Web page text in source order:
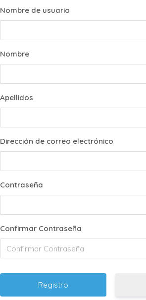
Nombre de usuario
Nombre
Apellidos
Dirección de correo electrónico
Contraseña
Confirmar Contraseña